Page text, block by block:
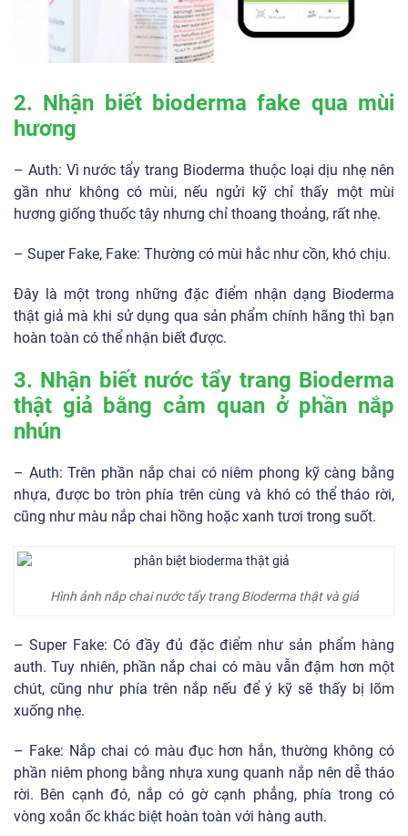
2. Nhận biết bioderma fake qua mùi
hương
– Auth: Vì nước tẩy trang Bioderma thuộc loại dịu nhẹ nên
gần như không có mùi, nếu ngửi kỹ chỉ thấy một mùi
hương giống thuốc tây nhưng chỉ thoang thoảng, rất nhẹ.
– Super Fake, Fake: Thường có mùi hắc như cồn, khó chịu.
Đây là một trong những đặc điểm nhận dạng Bioderma
thật giả mà khi sử dụng qua sản phẩm chính hãng thì bạn
hoàn toàn có thể nhận biết được.
3. Nhận biết nước tẩy trang Bioderma
thật giả bằng cảm quan ở phần nắp
nhún
– Auth: Trên phần nắp chai có niêm phong kỹ càng bằng
nhựa, được bo tròn phía trên cùng và khó có thể tháo rời,
cũng như màu nắp chai hồng hoặc xanh tươi trong suốt.
Hình ảnh nắp chai nước tẩy trang Bioderma thật và giả
– Super Fake: Có đầy đủ đặc điểm như sản phẩm hàng
auth. Tuy nhiên, phần nắp chai có màu vẫn đậm hơn một
chút, cũng như phía trên nắp nếu để ý kỹ sẽ thấy bị lõm
xuống nhẹ.
– Fake: Nắp chai có màu đục hơn hắn, thường không có
phần niêm phong bằng nhựa xung quanh nắp nên dễ tháo
rời. Bên cạnh đó, nắp có gờ cạnh phẳng, phía trong có
vòng xoắn ốc khác biệt hoàn toàn với hàng auth.